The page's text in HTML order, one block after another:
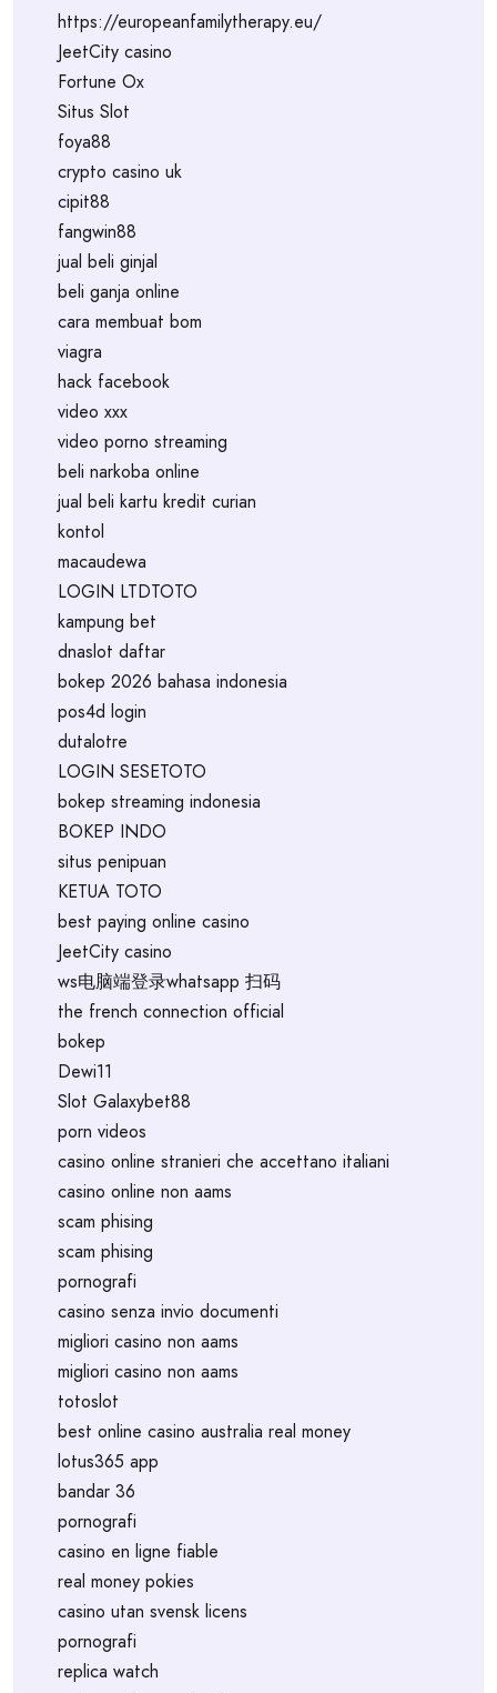
https://europeanfamilytherapy.eu/
JeetCity casino
Fortune Ox
Situs Slot
foya88
crypto casino uk
cipit88
fangwin88
jual beli ginjal
beli ganja online
cara membuat bom
viagra
hack facebook
video xxx
video porno streaming
beli narkoba online
jual beli kartu kredit curian
kontol
macaudewa
LOGIN LTDTOTO
kampung bet
dnaslot daftar
bokep 2026 bahasa indonesia
pos4d login
dutalotre
LOGIN SESETOTO
bokep streaming indonesia
BOKEP INDO
situs penipuan
KETUA TOTO
best paying online casino
JeetCity casino
ws电脑端登录whatsapp 扫码
the french connection official
bokep
Dewi11
Slot Galaxybet88
porn videos
casino online stranieri che accettano italiani
casino online non aams
scam phising
scam phising
pornografi
casino senza invio documenti
migliori casino non aams
migliori casino non aams
totoslot
best online casino australia real money
lotus365 app
bandar 36
pornografi
casino en ligne fiable
real money pokies
casino utan svensk licens
pornografi
replica watch